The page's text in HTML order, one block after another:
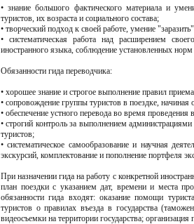
• знание большого фактического материала и
туристов, их возраста и социального состава;
• творческий подход к своей работе, умение
• систематическая работа над расширением
иностранного языка, соблюдение установленных
Обязанности гида переводчика:
• хорошее знание и строгое выполнение правил
• сопровождение группы туристов в поездке,
• обеспечение устного перевода во время
• строгий контроль за выполнением
туристов;
• систематическое самообразование и научная
экскурсий, комплектование и пополнение портфеля
При назначении гида на работу с конкретной
план поездки с указанием дат, времени и места
обязанности гида входят: оказание помощи
туристов о правилах въезда в государства
видеосъемки на территории государства; организация